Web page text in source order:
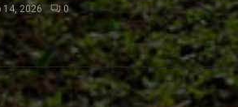
14, 2026 0